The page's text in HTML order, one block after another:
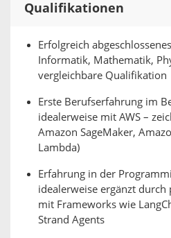
Qualifikationen
Erfolgreich
Informatik, Mathematik,
vergleichbare Qualifikation
Erste Berufserfahrung im
idealerweise mit AWS –
Amazon SageMaker,
Lambda)
Erfahrung in der
idealerweise ergänzt durch
mit Frameworks wie
Strand Agents